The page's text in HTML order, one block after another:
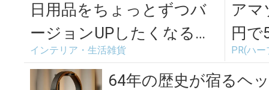
日用品をちょっとずつバ
ージョンUPしたくなるジ
ェネラルストア「BLACK
BRI...
インテリア・生活雑貨
アマ
円で
PR(ハ
64年の歴史が宿るヘ